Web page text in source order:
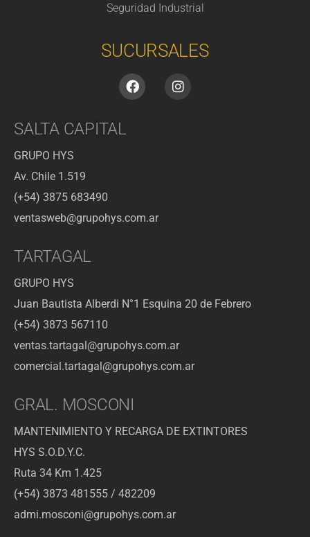
Seguridad Industrial
SUCURSALES
SALTA CAPITAL
GRUPO HYS
Av. Chile 1.519
(+54) 3875 683490
ventasweb@grupohys.com.ar
TARTAGAL
GRUPO HYS
Juan Bautista Alberdi N°1 Esquina 20 de Febrero
(+54) 3873 567110
ventas.tartagal@grupohys.com.ar
comercial.tartagal@grupohys.com.ar
GRAL. MOSCONI
MANTENIMIENTO Y RECARGA DE EXTINTORES
HYS S.O.D.Y.C.
Ruta 34 Km 1.425
(+54) 3873 481555 / 482209
admi.mosconi@grupohys.com.ar